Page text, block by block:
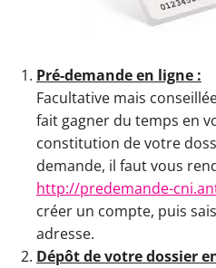
Pré-demande en ligne :
Facultative mais
fait gagner du temps en
constitution de votre
demande, il faut vous
http://predemande-
créer un compte, puis
adresse.
Dépôt de votre dossier